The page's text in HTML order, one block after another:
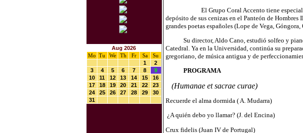
Aug 2026
Mo Tu We Th Fr Sa
Su
1
2
3
4 5 6 7 8
9
10
11 12 13 14 15
16
17
18 19 20 21 22
23
24
25 26 27 28 29
30
31
El Grupo Coral Accento tiene
depósito de sus cenizas en el Panteón de
grandes poetas españoles (Lope de Vega,
Su director, Aldo Cano, estudió solfeo y
Catedral. Ya en la Universidad, continúa su
gregoriano, de música antigua y de
PROGRAMA
(Humanae et sacrae curae)
Recuerde el alma dormida ( A. Mudarra)
¿A quién debo yo llamar? (J. del Encina)
Crux fidelis (Juan IV de Portugal)